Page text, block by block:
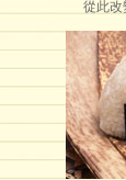
從此改